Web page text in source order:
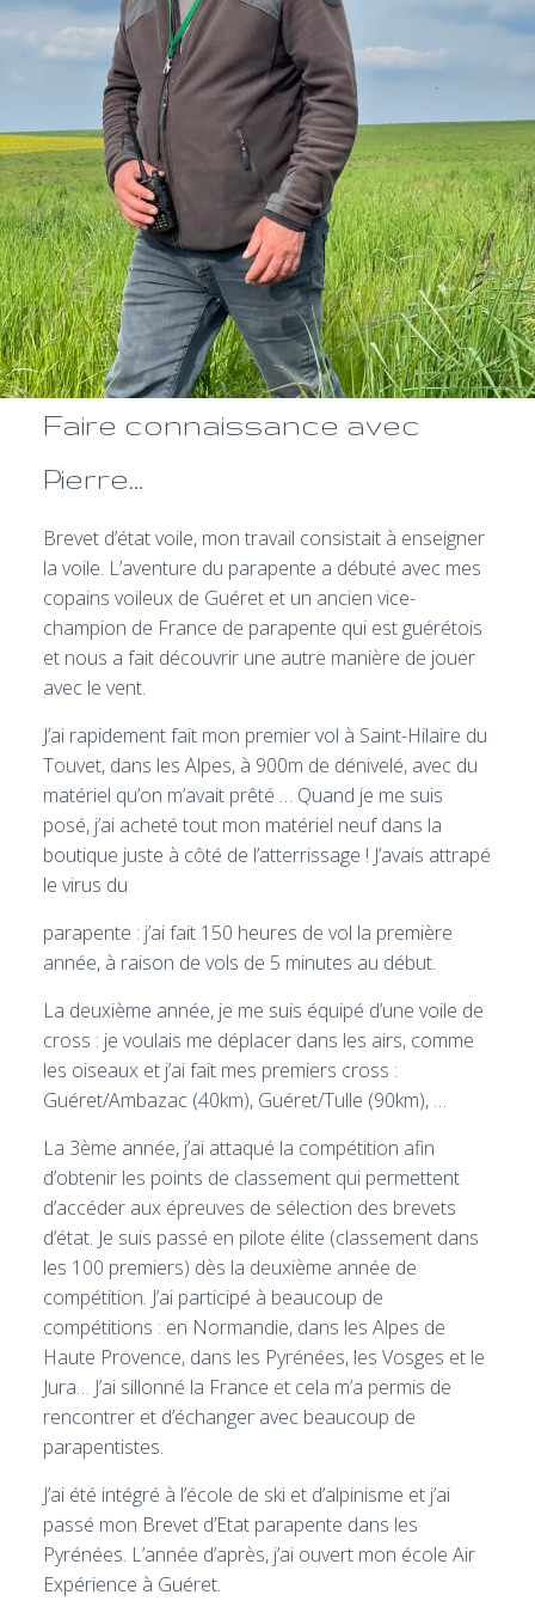
Faire connaissance avec
Pierre…
Brevet d’état voile, mon travail consistait à enseigner
la voile. L’aventure du parapente a débuté avec mes
copains voileux de Guéret et un ancien vice-
champion de France de parapente qui est guérétois
et nous a fait découvrir une autre manière de jouer
avec le vent.
J’ai rapidement fait mon premier vol à Saint-Hilaire du
Touvet, dans les Alpes, à 900m de dénivelé, avec du
matériel qu’on m’avait prêté … Quand je me suis
posé, j’ai acheté tout mon matériel neuf dans la
boutique juste à côté de l’atterrissage ! J’avais attrapé
le virus du
parapente : j’ai fait 150 heures de vol la première
année, à raison de vols de 5 minutes au début.
La deuxième année, je me suis équipé d’une voile de
cross : je voulais me déplacer dans les airs, comme
les oiseaux et j’ai fait mes premiers cross :
Guéret/Ambazac (40km), Guéret/Tulle (90km), …
La 3ème année, j’ai attaqué la compétition afin
d’obtenir les points de classement qui permettent
d’accéder aux épreuves de sélection des brevets
d’état. Je suis passé en pilote élite (classement dans
les 100 premiers) dès la deuxième année de
compétition. J’ai participé à beaucoup de
compétitions : en Normandie, dans les Alpes de
Haute Provence, dans les Pyrénées, les Vosges et le
Jura… J’ai sillonné la France et cela m’a permis de
rencontrer et d’échanger avec beaucoup de
parapentistes.
J’ai été intégré à l’école de ski et d’alpinisme et j’ai
passé mon Brevet d’Etat parapente dans les
Pyrénées. L’année d’après, j’ai ouvert mon école Air
Expérience à Guéret.